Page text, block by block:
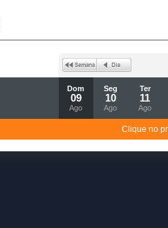
Dom
09
Ago
Seg
10
Ago
Ter
11
Ago
Clique no